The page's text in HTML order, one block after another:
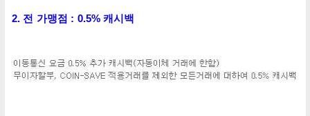
2. 전 가맹점 : 0.5% 캐시백